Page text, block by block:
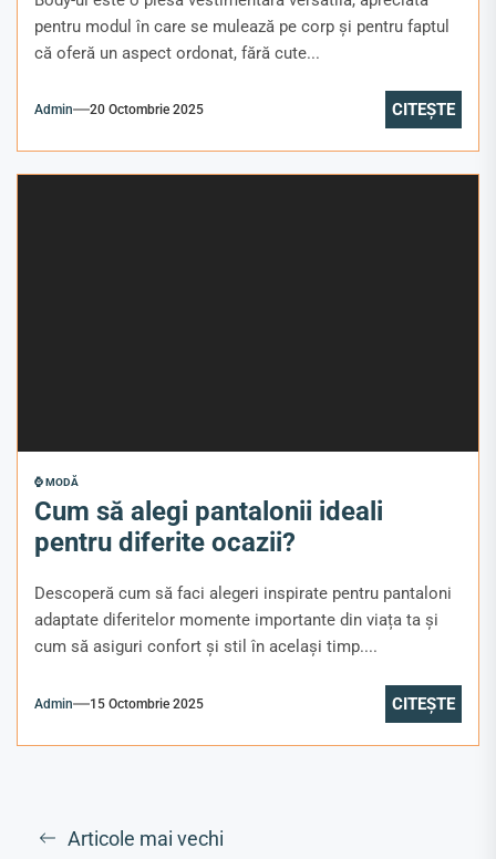
pentru modul în care se mulează pe corp și pentru faptul
că oferă un aspect ordonat, fără cute...
Admin 20 Octombrie 2025 CITEȘTE
⌚ MODĂ
Cum să alegi pantalonii ideali
pentru diferite ocazii?
Descoperă cum să faci alegeri inspirate pentru pantaloni
adaptate diferitelor momente importante din viața ta și
cum să asiguri confort și stil în același timp....
Admin 15 Octombrie 2025 CITEȘTE
Navigare
Articole mai vechi